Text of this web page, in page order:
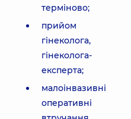
терміново;
прийом
гінеколога,
гінеколога-
експерта;
малоінвазивні
оперативні